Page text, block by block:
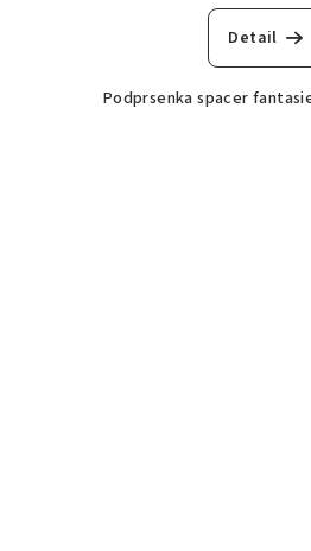
Detail
Podprsenka spacer